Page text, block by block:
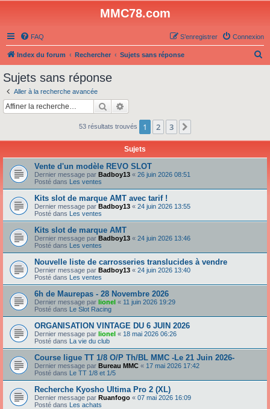
MMC78.com
FAQ Connexion
S’enregistrer
Index du forum Rechercher Sujets sans réponse
c
Sujets sans réponse
Aller à la recherche avancée
Rechercher
53 résultats trouvés 1 2 3
Sujets
Vente d'un modèle REVO SLOT
Dernier message par Badboy13 « 26 juin 2026 08:51
Posté dans Les ventes
Kits slot de marque AMT avec tarif !
Dernier message par Badboy13 « 24 juin 2026 13:55
Posté dans Les ventes
Kits slot de marque AMT
Dernier message par Badboy13 « 24 juin 2026 13:46
Posté dans Les ventes
Nouvelle liste de carrosseries translucides à vendre
Dernier message par Badboy13 « 24 juin 2026 13:40
Posté dans Les ventes
6h de Maurepas - 28 Novembre 2026
Dernier message par lionel « 11 juin 2026 19:29
Posté dans Le Slot Racing
ORGANISATION VINTAGE DU 6 JUIN 2026
Dernier message par lionel « 18 mai 2026 06:26
Posté dans La vie du club
Course ligue TT 1/8 O/P Th/BL MMC -Le 21 Juin 2026-
Dernier message par Bureau MMC « 17 mai 2026 17:42
Posté dans Le TT 1/8 et 1/5
Recherche Kyosho Ultima Pro 2 (XL)
Dernier message par Ruanfogo « 07 mai 2026 16:09
Posté dans Les achats